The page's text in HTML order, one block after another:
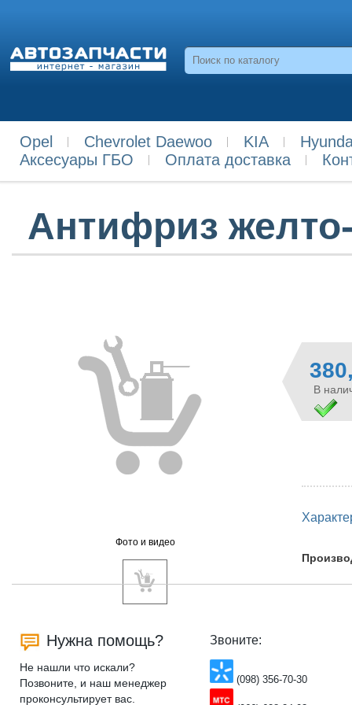
Opel Chevrolet Daewoo KIA
Аксесуары ГБО
Оплата доставка
Антифриз
Фото и видео
В
Нужна помощь?
Не нашли что искали?
Позвоните, и наш менеджер
проконсультирует вас.
Звоните:
(098) 356-70-30